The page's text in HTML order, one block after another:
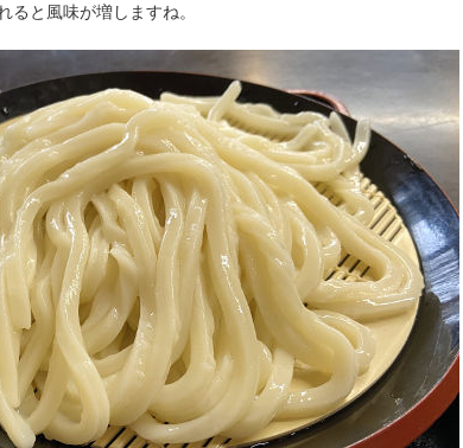
ると風味が増しますね。